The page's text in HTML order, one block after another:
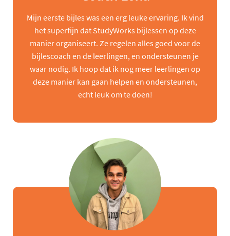
Mijn eerste bijles was een erg leuke ervaring. Ik vind
het superfijn dat StudyWorks bijlessen op deze
manier organiseert. Ze regelen alles goed voor de
bijlescoach en de leerlingen, en ondersteunen je
waar nodig. Ik hoop dat ik nog meer leerlingen op
deze manier kan gaan helpen en ondersteunen,
echt leuk om te doen!